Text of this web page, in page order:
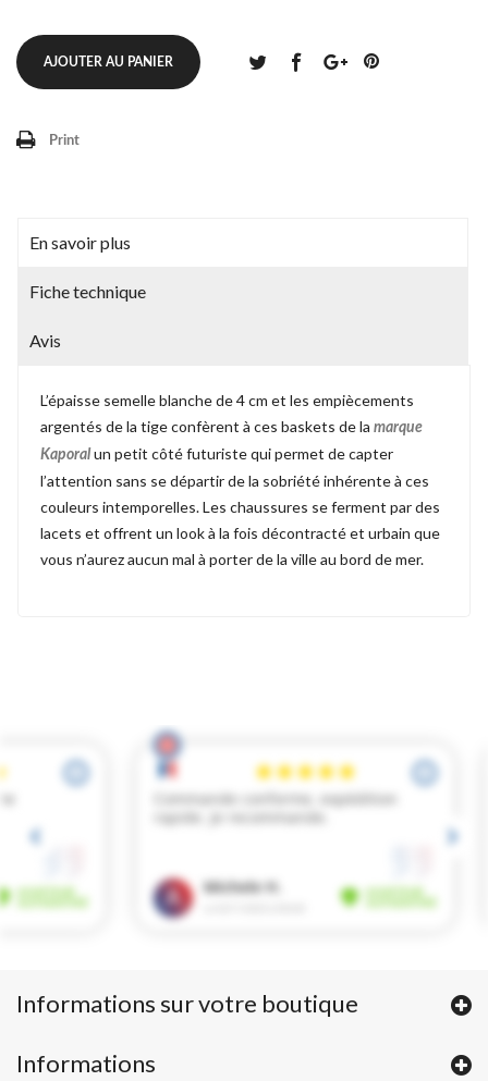
AJOUTER AU PANIER
Print
En savoir plus
Fiche technique
Avis
L’épaisse semelle blanche de 4 cm et les empiècements
argentés de la tige confèrent à ces baskets de la marque
Kaporalun petit côté futuriste qui permet de capter
l’attention sans se départir de la sobriété inhérente à ces
couleurs intemporelles. Les chaussures se ferment par des
lacets et offrent un look à la fois décontracté et urbain que
vous n’aurez aucun mal à porter de la ville au bord de mer.
Informations sur votre boutique
Informations